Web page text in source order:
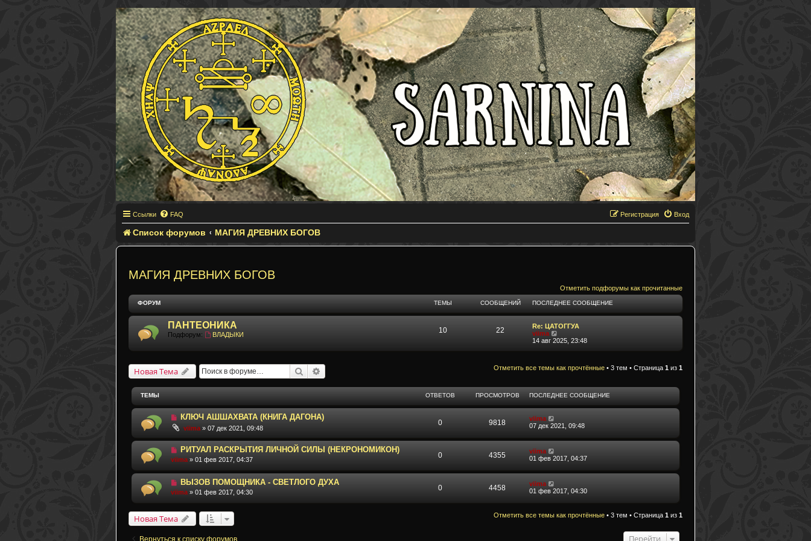
Ссылки FAQ Вход
Регистрация
Список форумов МАГИЯ ДРЕВНИХ БОГОВ
МАГИЯ ДРЕВНИХ БОГОВ
Отметить подфорумы как прочитанные
ФОРУМ ТЕМЫ СООБЩЕНИЙ ПОСЛЕДНЕЕ СООБЩЕНИЕ
ПАНТЕОНИКА
Подфорум: ВЛАДЫКИ 10 22
Re: ЦАТОГГУА
viima
е
т
о
с
д
е
у
с
щ
и
14 авг 2025, 23:48
Новая Тема Поиск Отметить все темы как прочтённые • 3 тем • Страница 1 из 1
ТЕМЫ ОТВЕТОВ ПРОСМОТРОВ ПОСЛЕДНЕЕ СООБЩЕНИЕ
КЛЮЧ АШШАХВАТА (КНИГА ДАГОНА)
viima » 07 дек 2021, 09:48
0 9818
viima
07 дек 2021, 09:48
РИТУАЛ РАСКРЫТИЯ ЛИЧНОЙ СИЛЫ (НЕКРОНОМИКОН)
viima » 01 фев 2017, 04:37
0 4355
viima
01 фев 2017, 04:37
ВЫЗОВ ПОМОЩНИКА - СВЕТЛОГО ДУХА
viima » 01 фев 2017, 04:30
0 4458
viima
01 фев 2017, 04:30
Новая Тема Отметить все темы как прочтённые • 3 тем • Страница 1 из 1
Вернуться к списку форумов Перейти